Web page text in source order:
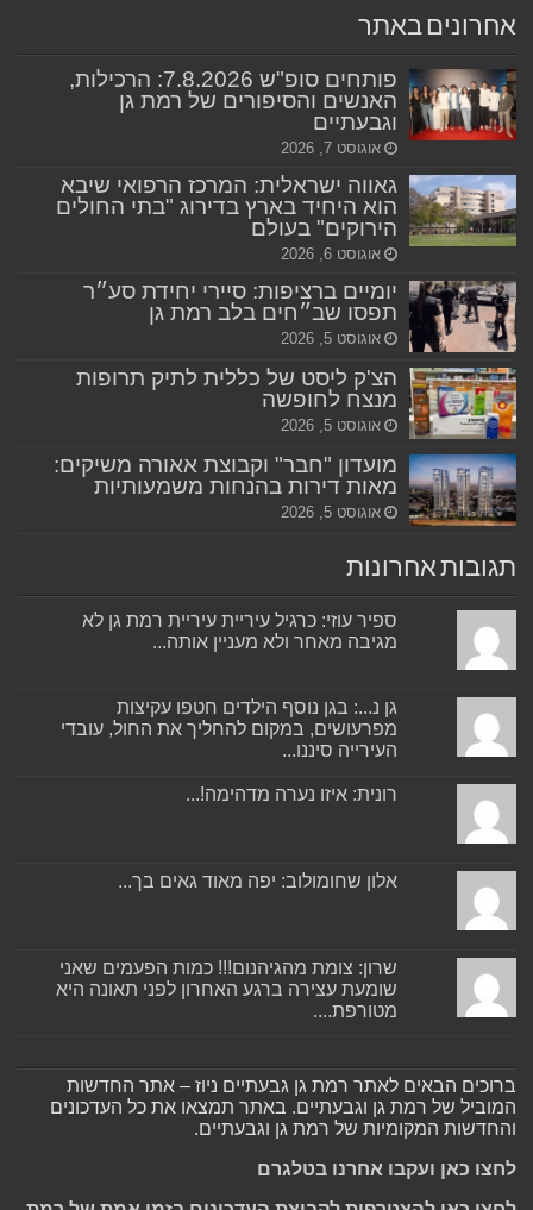
אחרונים באתר
פותחים סופ"ש 7.8.2026: הרכילות,
האנשים והסיפורים של רמת גן
וגבעתיים
אוגוסט 7, 2026
גאווה ישראלית: המרכז הרפואי שיבא
הוא היחיד בארץ בדירוג "בתי החולים
הירוקים" בעולם
אוגוסט 6, 2026
יומיים ברציפות: סיירי יחידת סע״ר
תפסו שב״חים בלב רמת גן
אוגוסט 5, 2026
הצ'ק ליסט של כללית לתיק תרופות
מנצח לחופשה
אוגוסט 5, 2026
מועדון "חבר" וקבוצת אאורה משיקים:
מאות דירות בהנחות משמעותיות
אוגוסט 5, 2026
תגובות אחרונות
ספיר עוזי: כרגיל עיריית עיריית רמת גן לא
מגיבה מאחר ולא מעניין אותה...
גן נ...: בגן נוסף הילדים חטפו עקיצות
מפרעושים, במקום להחליך את החול, עובדי
העירייה סיננו...
רונית: איזו נערה מדהימה!...
אלון שחומולוב: יפה מאוד גאים בך...
שרון: צומת מהגיהנום!!! כמות הפעמים שאני
שומעת עצירה ברגע האחרון לפני תאונה היא
מטורפת....
ברוכים הבאים לאתר רמת גן גבעתיים ניוז – אתר החדשות
המוביל של רמת גן וגבעתיים. באתר תמצאו את כל העדכונים
והחדשות המקומיות של רמת גן וגבעתיים.
לחצו כאן ועקבו אחרנו בטלגרם